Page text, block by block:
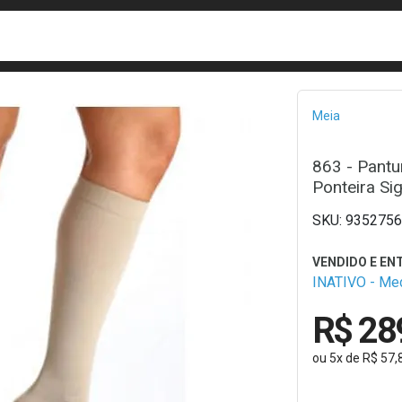
Meia
863 -
Ponteira
INATIVO -
R$
ou 5xde R$